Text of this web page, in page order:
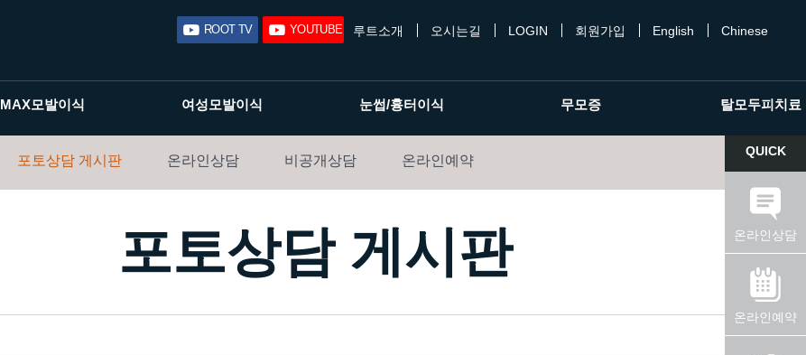
ROOT TV YOUTUBE 루트소개 오시는길 LOGIN 회원가입 English Chinese
MAX모발이식 여성모발이식 눈썹/흉터이식 무모증 탈모두피치료
포토상담 게시판 온라인상담 비공개상담 온라인예약
포토상담 게시판
QUICK
온라인상담
온라인예약